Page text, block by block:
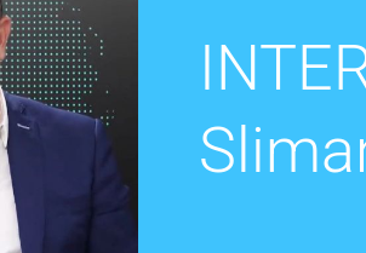
Maintenance
Découvrez nos